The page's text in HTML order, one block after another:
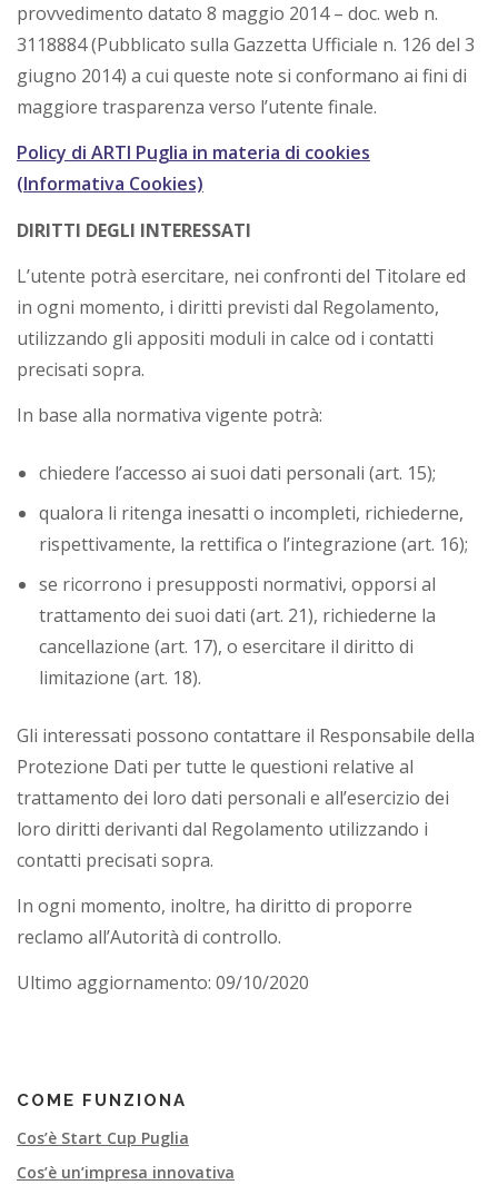
provvedimento datato 8 maggio 2014 – doc. web n.
3118884 (Pubblicato sulla Gazzetta Ufficiale n. 126 del 3
giugno 2014) a cui queste note si conformano ai fini di
maggiore trasparenza verso l’utente finale.
Policy di ARTI Puglia in materia di cookies
(Informativa Cookies)
DIRITTI DEGLI INTERESSATI
L’utente potrà esercitare, nei confronti del Titolare ed
in ogni momento, i diritti previsti dal Regolamento,
utilizzando gli appositi moduli in calce od i contatti
precisati sopra.
In base alla normativa vigente potrà:
chiedere l’accesso ai suoi dati personali (art. 15);
qualora li ritenga inesatti o incompleti, richiederne,
rispettivamente, la rettifica o l’integrazione (art. 16);
se ricorrono i presupposti normativi, opporsi al
trattamento dei suoi dati (art. 21), richiederne la
cancellazione (art. 17), o esercitare il diritto di
limitazione (art. 18).
Gli interessati possono contattare il Responsabile della
Protezione Dati per tutte le questioni relative al
trattamento dei loro dati personali e all’esercizio dei
loro diritti derivanti dal Regolamento utilizzando i
contatti precisati sopra.
In ogni momento, inoltre, ha diritto di proporre
reclamo all’Autorità di controllo.
Ultimo aggiornamento: 09/10/2020
COME FUNZIONA
Cos’è Start Cup Puglia
Cos’è un’impresa innovativa